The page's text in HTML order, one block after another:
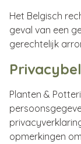
Het Belgisch
geval van een
gerechtelijk
Planten &
opmerkingen